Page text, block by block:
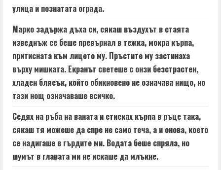
улица и познатата ограда.
Марко задържа дъха си, сякаш въздухът в стаята
изведнъж се беше превърнал в тежка, мокра кърпа,
притисната към лицето му. Пръстите му застинаха
върху мишката. Екранът светеше с онзи безстрастен,
хладен блясък, който обикновено не означава нищо, но
тази нощ означаваше всичко.
Седях на ръба на ваната и стисках кърпа в ръце така,
сякаш тя можеше да спре не само теча, а и онова, което
се надигаше в гърдите ми. Водата беше спряла, но
шумът в главата ми не искаше да млъкне.